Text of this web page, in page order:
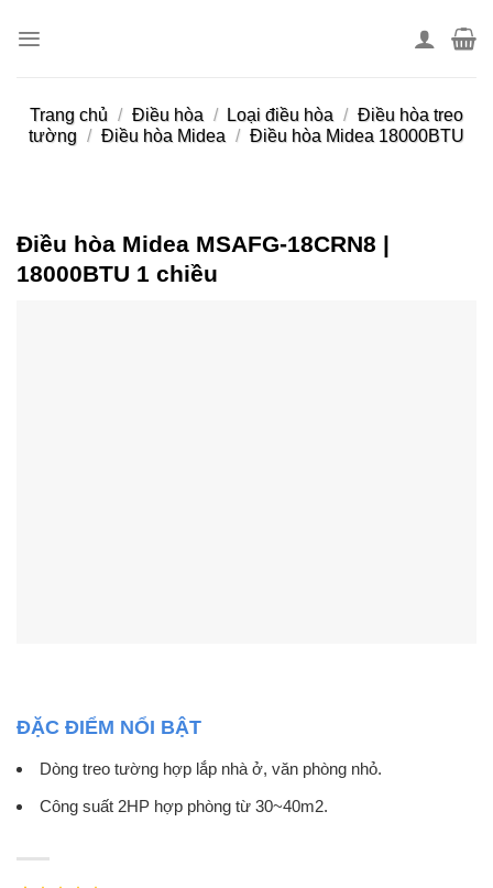
Trang chủ / Điều hòa / Loại điều hòa / Điều hòa treo
tường / Điều hòa Midea / Điều hòa Midea 18000BTU
Điều hòa Midea MSAFG-18CRN8 |
18000BTU 1 chiều
ĐẶC ĐIỂM NỔI BẬT
Dòng treo tường hợp lắp nhà ở, văn phòng nhỏ.
Công suất 2HP hợp phòng từ 30~40m2.